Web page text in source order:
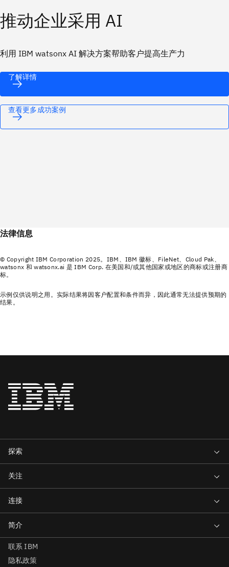
推动企业采用 AI
利用 IBM watsonx AI 解决方案帮助客户提高生产力
了解详情
查看更多成功案例
法律信息
© Copyright IBM Corporation 2025。IBM、IBM 徽标、FileNet、Cloud Pak、
watsonx 和 watsonx.ai 是 IBM Corp. 在美国和/或其他国家或地区的商标或注册商
标。
示例仅供说明之用。实际结果将因客户配置和条件而异，因此通常无法提供预期的
结果。
联系 IBM
隐私政策